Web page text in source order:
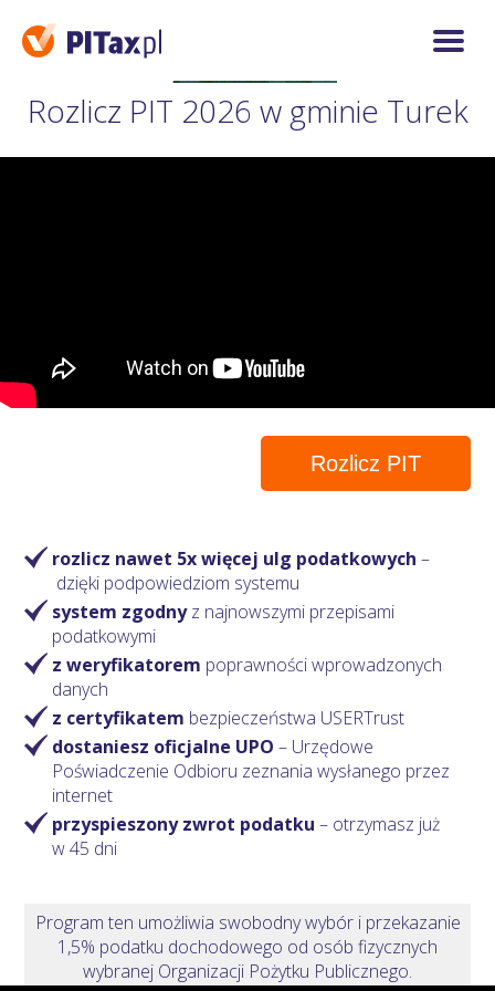
Rozlicz PIT 2026 w gminie Turek
Rozlicz PIT
rozlicz nawet 5x więcej ulg podatkowych–
dzięki podpowiedziom systemu
system zgodnyz najnowszymi przepisami
podatkowymi
z weryfikatorem poprawności wprowadzonych
danych
z certyfikatem bezpieczeństwa USERTrust
dostaniesz oficjalne UPO – Urzędowe
Poświadczenie Odbioru zeznania wysłanego przez
internet
przyspieszony zwrot podatku – otrzymasz już
w 45 dni
Program ten umożliwia swobodny wybór i przekazanie
1,5% podatku dochodowego od osób fizycznych
wybranej Organizacji Pożytku Publicznego.